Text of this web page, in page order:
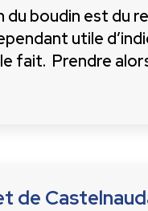
boudin est du
utile
fait. Prendre
de